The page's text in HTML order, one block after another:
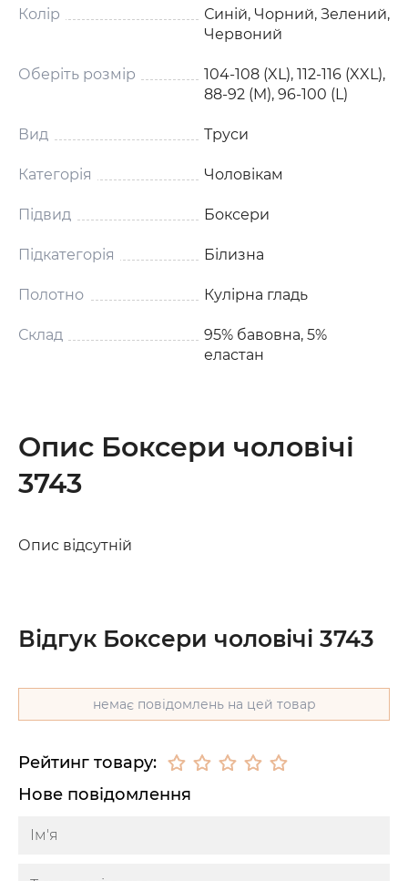
Колір
Синій, Чорний, Зелений,
Червоний
Оберіть розмір
104-108 (XL), 112-116 (XXL),
88-92 (M), 96-100 (L)
Вид Труси
Категорія Чоловікам
Підвид Боксери
Підкатегорія Білизна
Полотно Кулірна гладь
Склад
95% бавовна, 5%
еластан
Опис Боксери чоловічі
3743
Опис відсутній
Відгук Боксери чоловічі 3743
немає повідомлень на цей товар
Рейтинг товару:
Нове повідомлення